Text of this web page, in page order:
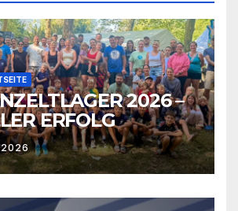
2026 –
ERFOLG
2026